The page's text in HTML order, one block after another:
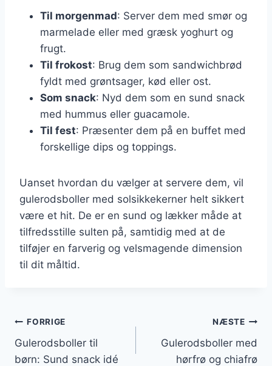
Til morgenmad: Server dem med smør og
marmelade eller med græsk yoghurt og
frugt.
Til frokost: Brug dem som sandwichbrød
fyldt med grøntsager, kød eller ost.
Som snack: Nyd dem som en sund snack
med hummus eller guacamole.
Til fest: Præsenter dem på en buffet med
forskellige dips og toppings.
Uanset hvordan du vælger at servere dem, vil
gulerodsboller med solsikkekerner helt sikkert
være et hit. De er en sund og lækker måde at
tilfredsstille sulten på, samtidig med at de
tilføjer en farverig og velsmagende dimension
til dit måltid.
Indlægsnavigation
FORRIGE
Gulerodsboller til
børn: Sund snack idé
NÆSTE
Gulerodsboller med
hørfrø og chiafrø